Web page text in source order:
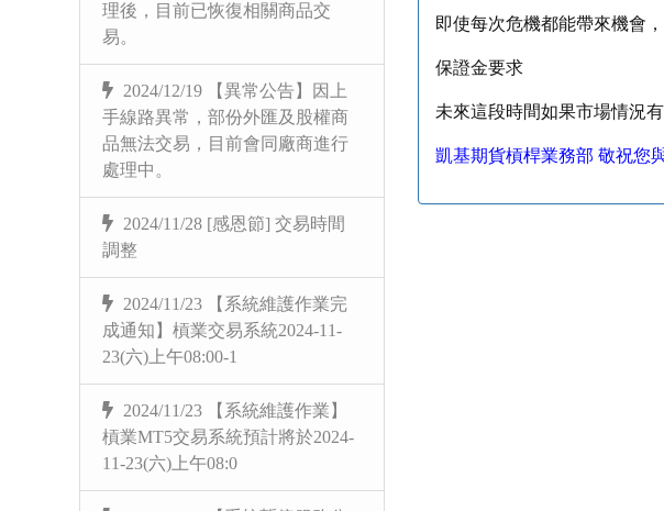
理後，目前已恢復相關商品交
易。
2024/12/19 【異常公告】因上
手線路異常，部份外匯及股權商
品無法交易，目前會同廠商進行
處理中。
2024/11/28 [感恩節] 交易時間
調整
2024/11/23 【系統維護作業完
成通知】槓業交易系統2024-11-
23(六)上午08:00-1
2024/11/23 【系統維護作業】
槓業MT5交易系統預計將於2024-
11-23(六)上午08:0
即使每次危機都能帶來機會
保證金要求
未來這段時間如果市場情況
凱基期貨槓桿業務部 敬祝您